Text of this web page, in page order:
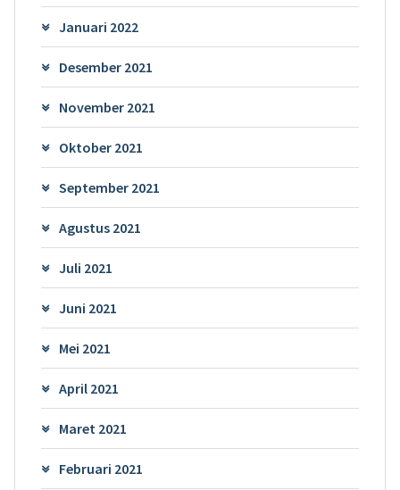
Januari 2022
Desember 2021
November 2021
Oktober 2021
September 2021
Agustus 2021
Juli 2021
Juni 2021
Mei 2021
April 2021
Maret 2021
Februari 2021